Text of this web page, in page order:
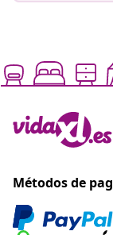
Métodos de